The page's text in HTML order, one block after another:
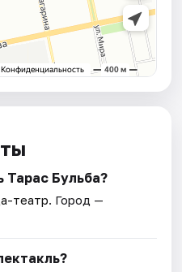
Тарас Бульба?
театр. Город —